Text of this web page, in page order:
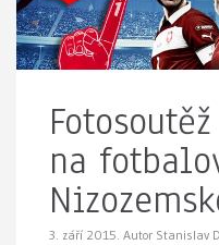
na
3. září 2015. Autor Stanislav